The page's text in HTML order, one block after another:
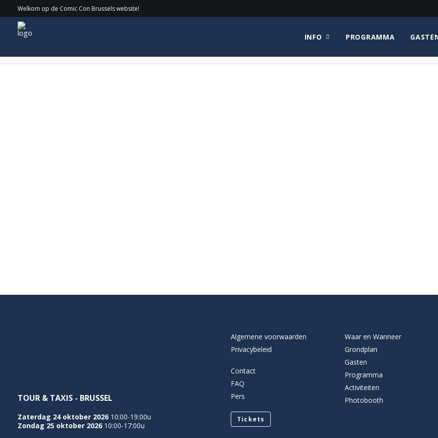
Welkom op de Comic Con Brussels website!
INFO PROGRAMMA
Rise of the Teenage Mutant Ninja Turtles
TOUR & TAXIS - BRUSSEL
Zaterdag 24 oktober 2026 10:00-19:00u
Zondag 25 oktober 2026 10:00-17:00u
Algemene voorwaarden
Privacybeleid
Contact
FAQ
Pers
Tickets
Waar en Wanneer
Grondplan
Gasten
Programma
Activiteiten
Photobooth